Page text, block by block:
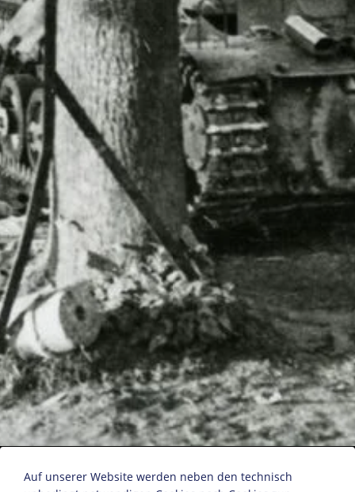
Britischer Rückzug in Flandern
Auf unserer Website werden neben den technisch